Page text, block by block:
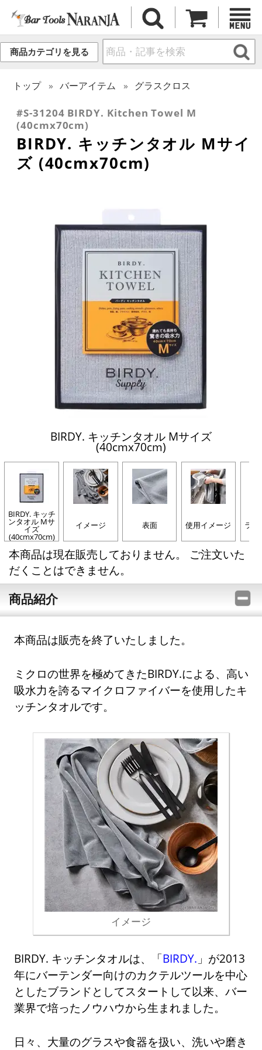
商品カテゴリを見る
トップ バーアイテム グラスクロス
#S-31204 BIRDY. Kitchen Towel M
(40cmx70cm)
BIRDY. キッチンタオル Mサイ
ズ (40cmx70cm)
BIRDY. キッチンタオル Mサイズ
(40cmx70cm)
BIRDY. キッチ
ンタオル Mサ
イズ
(40cmx70cm)
イメージ 表面 使用イメージ ライ
本商品は現在販売しておりません。 ご注文いた
だくことはできません。
商品紹介
本商品は販売を終了いたしました。
ミクロの世界を極めてきたBIRDY.による、高い
吸水力を誇るマイクロファイバーを使用したキ
ッチンタオルです。
イメージ
BIRDY. キッチンタオルは、「BIRDY. 」が2013
年にバーテンダー向けのカクテルツールを中心
としたブランドとしてスタートして以来、バー
業界で培ったノウハウから生まれました。
日々、大量のグラスや食器を扱い、洗いや磨き